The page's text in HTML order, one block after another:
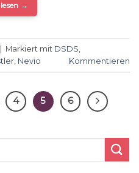
→
| Markiert mit DSDS
Nevio Kommentieren
4 5 6